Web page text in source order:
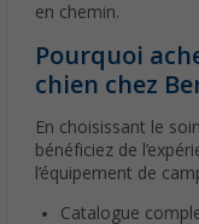
en chemin.
Pourquoi
chien chez
En choisissant le
bénéficiez de
l’équipement de
Catalogue